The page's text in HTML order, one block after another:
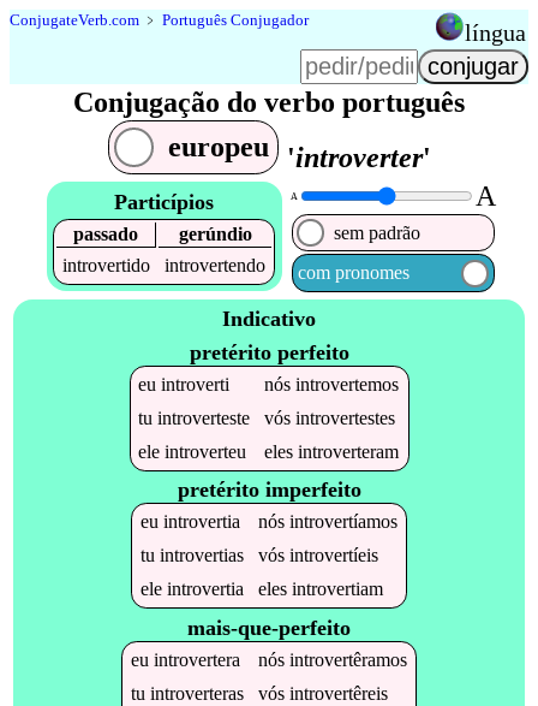
ConjugateVerb.com ﹥ Português Conjugador língua
Conjugação do verbo português
europeu
'introverter'
Particípios
passado
gerúndio
introvertido
introvertendo
A A
sem padrão
com pronomes
Indicativo
pretérito perfeito
euintroverti nósintrovertemos
tuintroverteste vósintrovertestes
eleintroverteu elesintroverteram
pretérito imperfeito
eu introvertia nós introvertíamos
tu introvertias vós introvertíeis
ele introvertia eles introvertiam
mais-que-perfeito
eu introvertera nós introvertêramos
tu introverteras vós introvertêreis